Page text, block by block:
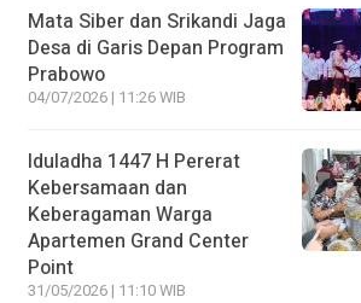
Mata Siber dan Srikandi Jaga
Desa di Garis Depan Program
Prabowo
04/07/2026 | 11:26 WIB
Iduladha 1447 H Pererat
Kebersamaan dan
Keberagaman Warga
Apartemen Grand Center
Point
31/05/2026 | 11:10 WIB